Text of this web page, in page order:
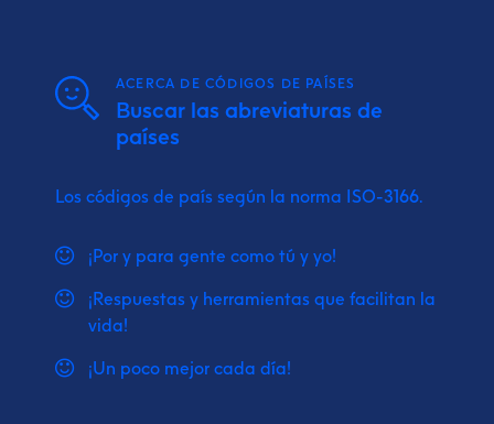
ACERCA DE CÓDIGOS DE PAÍSES
Buscar las abreviaturas de
países
Los códigos de país según la norma ISO-3166.
¡Por y para gente como tú y yo!
¡Respuestas y herramientas que facilitan la
vida!
¡Un poco mejor cada día!